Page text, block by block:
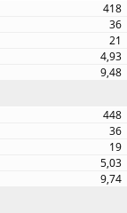
418
36
21
4,93
9,48
448
36
19
5,03
9,74